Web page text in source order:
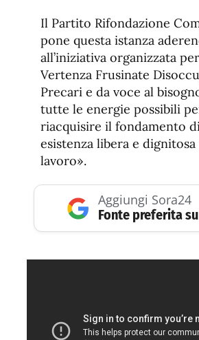
Il Partito Rifondazione
pone questa istanza
all’iniziativa organizzata
Vertenza Frusinate
Precari e da voce al
tutte le energie possibili
riacquisire il fondamento
esistenza libera e
lavoro».
Aggiungi Sora24
Fonte preferita